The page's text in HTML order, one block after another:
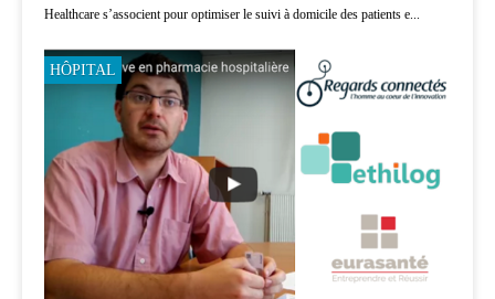
Healthcare s’associent pour optimiser le suivi à domicile des patients e...
HÔPITAL